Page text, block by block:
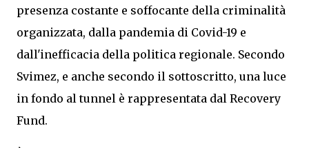
presenza costante e soffocante della criminalità
organizzata, dalla pandemia di Covid-19 e
dall'inefficacia della politica regionale. Secondo
Svimez, e anche secondo il sottoscritto, una luce
in fondo al tunnel è rappresentata dal Recovery
Fund.